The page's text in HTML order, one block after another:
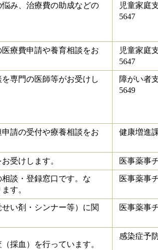
み、治療費の助成などの
児童家庭
5647
療費申請や養育相談をお
児童家庭
5647
専門の医師等がお受けし
障がい者
5649
請の受付や療養相談をお
健康増進
受けします。 医事薬事
談・登録窓口です。な
す。
医事薬事
い剤・シンナー等）に関
医事薬事
採血）を行っています。
感染症予